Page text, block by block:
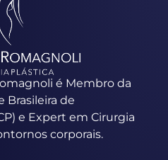
é Membro da
Brasileira de
e Expert em Cirurgia
corporais.